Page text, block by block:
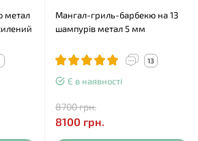
метал
Мангал-гриль-барбекю на 13
шампурів метал 5 мм
13
Є в наявності
8700 грн.
8100 грн.